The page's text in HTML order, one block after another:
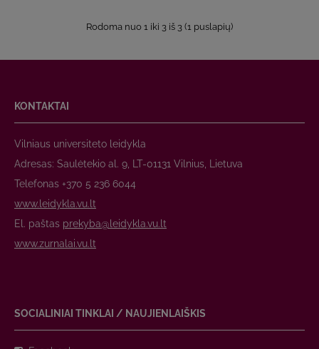
Rodoma nuo 1 iki 3 iš 3 (1 puslapių)
KONTAKTAI
Vilniaus universiteto leidykla
Adresas: Saulėtekio al. 9, LT-01131 Vilnius, Lietuva
Telefonas +370 5 236 6044
www.leidykla.vu.lt
El. paštas prekyba@leidykla.vu.lt
www.zurnalai.vu.lt
SOCIALINIAI TINKLAI / NAUJIENLAIŠKIS